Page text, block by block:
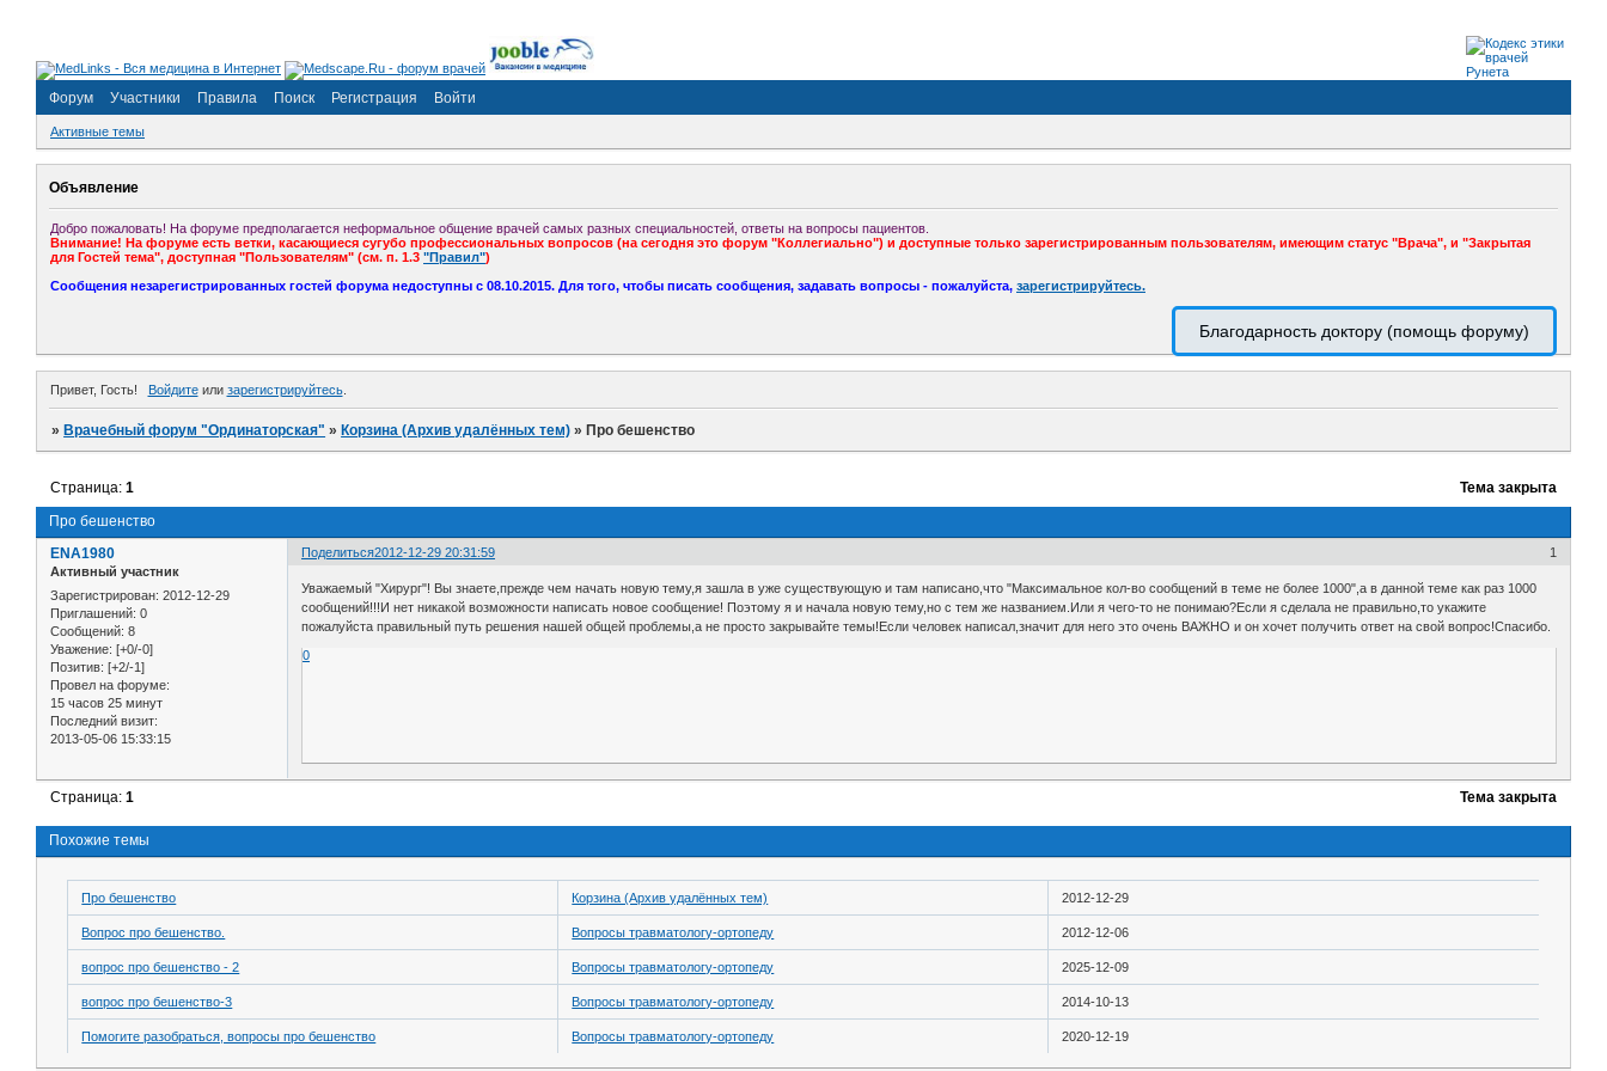
Форум Участники Правила Поиск Регистрация Войти
Активные темы
Объявление
Добро пожаловать! На форуме предполагается неформальное общение врачей самых разных специальностей, ответы на вопросы пациентов.
Внимание! На форуме есть ветки, касающиеся сугубо профессиональных вопросов (на сегодня это форум "Коллегиально") и доступные только зарегистрированным пользователям, имеющим статус "Врача", и "Закрытая
для Гостей тема", доступная "Пользователям" (см. п. 1.3 "Правил")
Сообщения незарегистрированных гостей форума недоступны с 08.10.2015. Для того, чтобы писать сообщения, задавать вопросы - пожалуйста, зарегистрируйтесь.
Благодарность доктору (помощь форуму)
Привет, Гость! Войдитеили зарегистрируйтесь.
» Врачебный форум "Ординаторская" » Корзина (Архив удалённых тем) » Про бешенство
Про бешенство
Страница:1 Тема закрыта
Поделиться 1
2012-12-29 20:31:59
ENA1980
Активный участник
Зарегистрирован: 2012-12-29
Приглашений: 0
Сообщений: 8
Уважение: [+0/-0]
Позитив: [+2/-1]
Провел на форуме:
15 часов 25 минут
Последний визит:
2013-05-06 15:33:15
Уважаемый "Хирург"! Вы знаете,прежде чем начать новую тему,я зашла в уже существующую и там написано,что "Максимальное кол-во сообщений в теме не более 1000",а в данной теме как раз 1000
сообщений!!!И нет никакой возможности написать новое сообщение! Поэтому я и начала новую тему,но с тем же названием.Или я чего-то не понимаю?Если я сделала не правильно,то укажите
пожалуйста правильный путь решения нашей общей проблемы,а не просто закрывайте темы!Если человек написал,значит для него это очень ВАЖНО и он хочет получить ответ на свой вопрос!Спасибо.
0
Тема закрыта
Страница:1
Похожие темы
Про бешенство Корзина (Архив удалённых тем) 2012-12-29
Вопрос про бешенство. Вопросы травматологу-ортопеду 2012-12-06
вопрос про бешенство - 2 Вопросы травматологу-ортопеду 2025-12-09
вопрос про бешенство-3 Вопросы травматологу-ортопеду 2014-10-13
Помогите разобраться, вопросы про бешенство Вопросы травматологу-ортопеду 2020-12-19